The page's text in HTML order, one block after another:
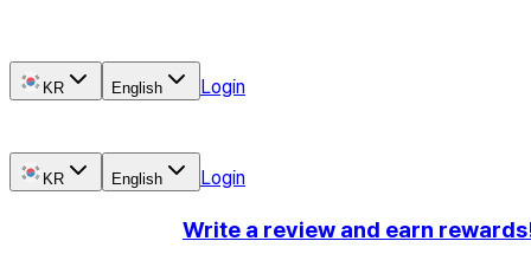
수
익
페
이
수
익
페
이
KR English Login
KR English Login
Write a review and earn rewards! 💰